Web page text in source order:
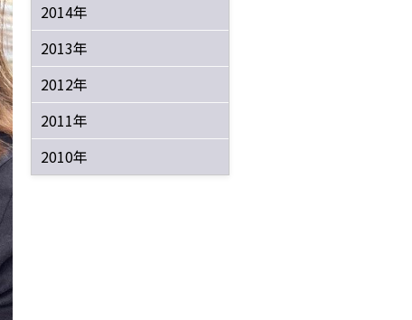
2014年
2013年
2012年
2011年
2010年